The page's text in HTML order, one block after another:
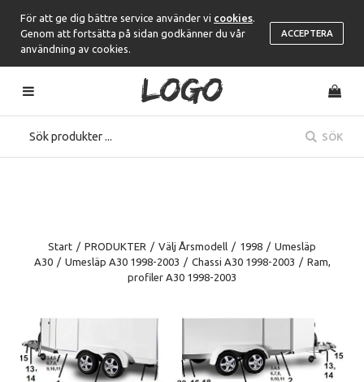
För att ge dig bättre service använder vi cookies
Genom att fortsätta på sidan godkänner du vår
användning av cookies.
ACCEPTERA
SÖK
Start / PRODUKTER / Välj Årsmodell / 1998 / Umesläp
A30 / Umesläp A30 1998-2003 / Chassi A30 1998-2003 / Ram,
profiler A30 1998-2003